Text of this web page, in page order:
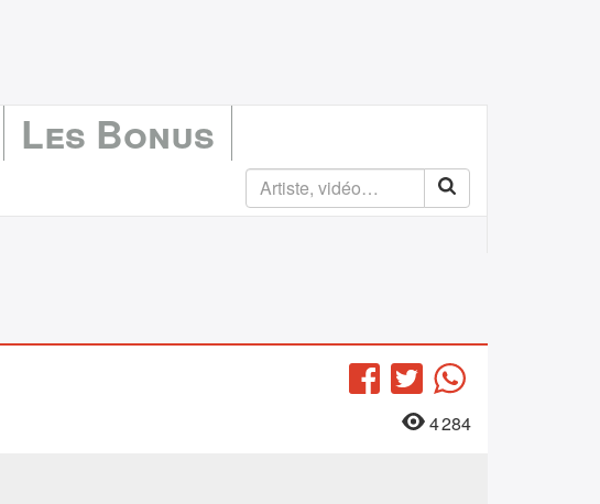
Les Bonus
Facebook
TwitterWhatsApp
4 284